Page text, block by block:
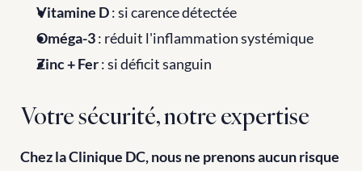
Vitamine D : si carence détectée
Oméga-3 : réduit l'inflammation systémique
Zinc + Fer : si déficit sanguin
Votre sécurité, notre expertise
Chez la Clinique DC, nous ne prenons aucun risque